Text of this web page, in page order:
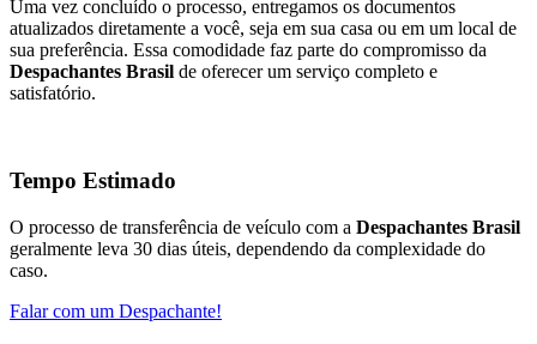
Uma vez concluído o processo, entregamos os documentos
atualizados diretamente a você, seja em sua casa ou em um local de
sua preferência. Essa comodidade faz parte do compromisso da
Despachantes Brasil de oferecer um serviço completo e
satisfatório.
Tempo Estimado
O processo de transferência de veículo com a Despachantes Brasil
geralmente leva 30 dias úteis, dependendo da complexidade do
caso.
Falar com um Despachante!